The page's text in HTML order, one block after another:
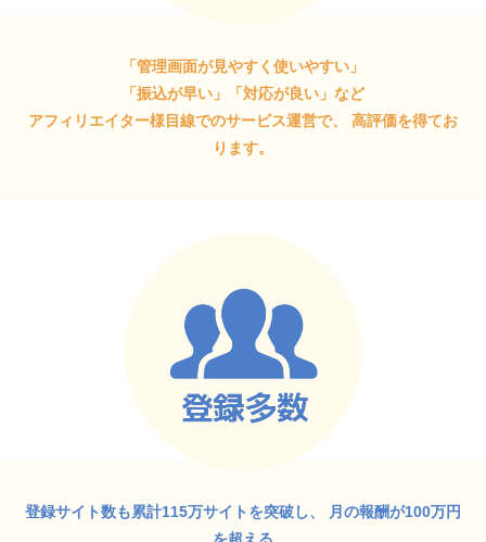
「管理画面が見やすく使いやすい」
「振込が早い」「対応が良い」など
アフィリエイター様目線でのサービス運営で、
高評価を得てお
ります。
登録サイト数も累計115万サイトを突破し、
月の報酬が100万円